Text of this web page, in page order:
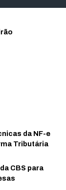
da NF-e
Tributária
CBS para